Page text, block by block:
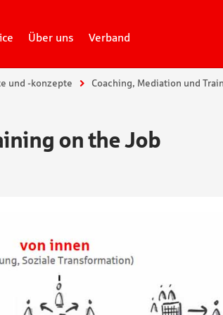
Über uns Verband
und -konzepte Coaching, Mediation und
on the Job